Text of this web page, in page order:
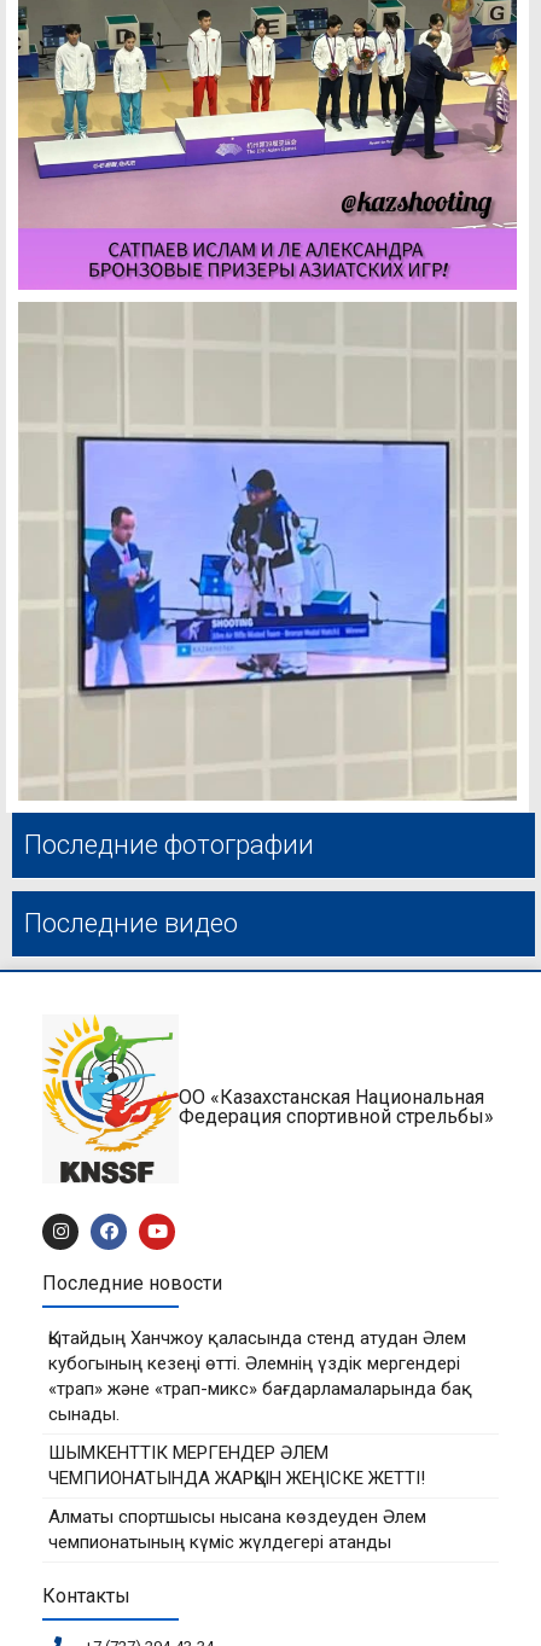
Последние фотографии
Последние видео
ОО «Казахстанская Национальная
Федерация спортивной стрельбы»
Последние новости
Қытайдың Ханчжоу қаласында стенд атудан Әлем
кубогының кезеңі өтті. Әлемнің үздік мергендері
«трап» және «трап-микс» бағдарламаларында бақ
сынады.
ШЫМКЕНТТІК МЕРГЕНДЕР ӘЛЕМ
ЧЕМПИОНАТЫНДА ЖАРҚЫН ЖЕҢІСКЕ ЖЕТТІ!
Алматы спортшысы нысана көздеуден Әлем
чемпионатының күміс жүлдегері атанды
Контакты